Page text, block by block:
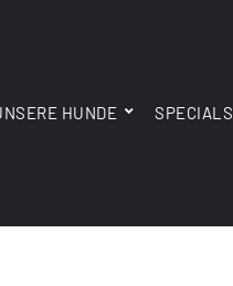
HUNDE SPECIALS